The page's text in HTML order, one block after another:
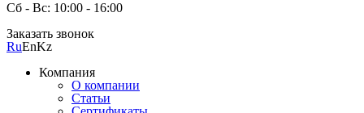
Сб - Вс: 10:00 - 16:00
Заказать звонок
RuEnKz
Компания
О компании
Статьи